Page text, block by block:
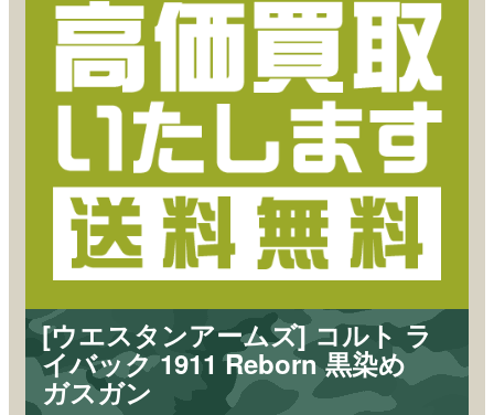
[ウエスタンアームズ] コルト ラ
イバック 1911 Reborn 黒染め
ガスガン